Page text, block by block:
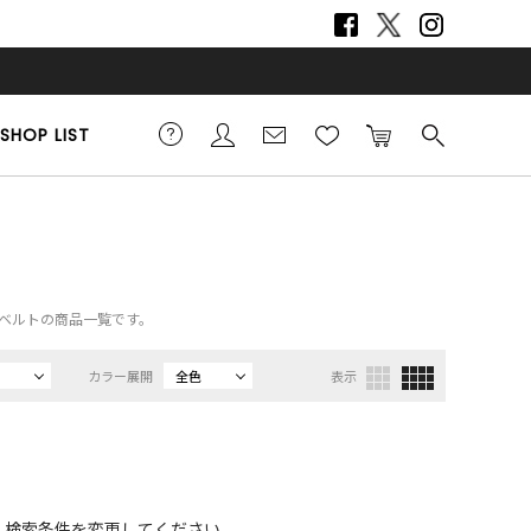
SHOP LIST
トの商品一覧です。
カラー展開 全色 表示